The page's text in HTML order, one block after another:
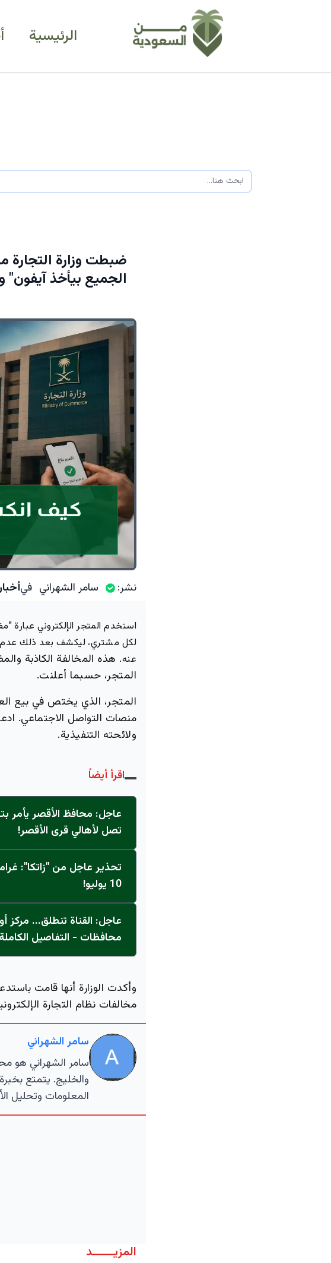
الرئيسية
ضبطت وزارة التجارة
الجميع بيأخذ
نشر: سامر الشهراني في
استخدم المتجر الإلكتروني
لكل مشتري، ليكشف بعد ذلك عدم
عنه. هذه المخالفة الكاذبة
المتجر، حسبما أعلنت.
المتجر، الذي يختص في بيع
منصات التواصل الاجتماعي.
ولائحته التنفيذية.
اقرأ أيضاً
عاجل: محافظ الأقصر يأمر
تصل لأهالي قرى الأقصر!
تحذير عاجل من "زاتكا":
10 يوليو!
محافظات - التفاصيل الكاملة
وأكدت الوزارة أنها قامت
مخالفات نظام التجارة
سامر الشهراني
سامر الشهراني هو
والخليج. يتمتع
المعلومات وتحليل
المزيــــــد